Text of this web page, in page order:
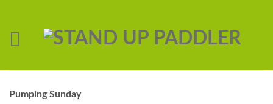
Pumping Sunday